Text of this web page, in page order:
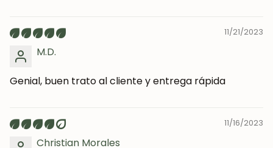
11/21/2023
M.D.
Genial, buen trato al cliente y entrega rápida
11/16/2023
Christian Morales